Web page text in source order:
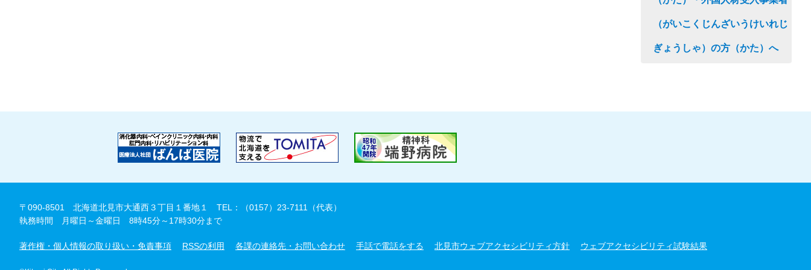
（がいこくじんざいうけいれじ
ぎょうしゃ）の方（かた）へ
〒090-8501 北海道北見市大通西３丁目１番地１
TEL：（0157）23-7111（代表）
執務時間 月曜日～金曜日 8時45分～17時30分まで
著作権・個人情報の取り扱い・免責事項 RSSの利用 各課の連絡先・お問い合わせ 手話で電話をする 北見市ウェブアクセシビリティ方針 ウェブアクセシビリティ試験結果